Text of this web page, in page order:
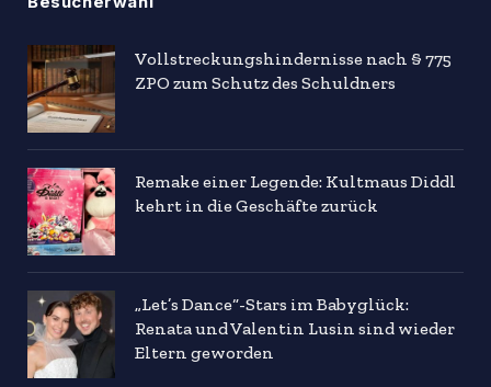
Vollstreckungshindernisse nach § 775
ZPO zum Schutz des Schuldners
Remake einer Legende: Kultmaus Diddl
kehrt in die Geschäfte zurück
„Let’s Dance“-Stars im Babyglück:
Renata und Valentin Lusin sind wieder
Eltern geworden